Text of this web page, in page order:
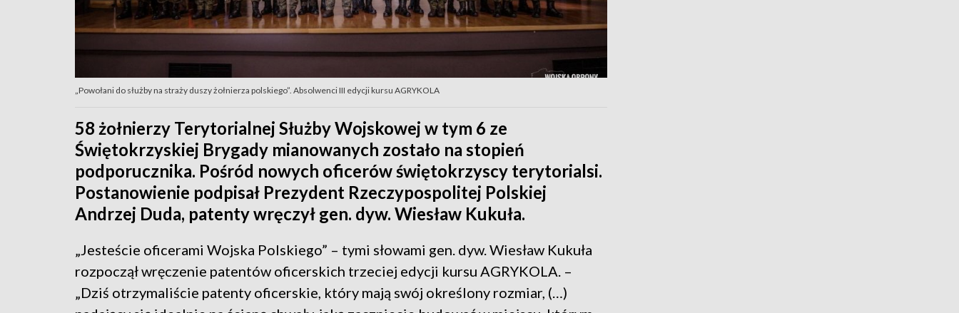
„Powołani do służby na straży duszy żołnierza polskiego”. Absolwenci III edycji kursu AGRYKOLA
58 żołnierzy Terytorialnej Służby Wojskowej w tym 6 ze
Świętokrzyskiej Brygady mianowanych zostało na stopień
podporucznika. Pośród nowych oficerów świętokrzyscy terytorialsi.
Postanowienie podpisał Prezydent Rzeczypospolitej Polskiej
Andrzej Duda, patenty wręczył gen. dyw. Wiesław Kukuła.
„Jesteście oficerami Wojska Polskiego” – tymi słowami gen. dyw. Wiesław Kukuła
rozpoczął wręczenie patentów oficerskich trzeciej edycji kursu AGRYKOLA. –
„Dziś otrzymaliście patenty oficerskie, który mają swój określony rozmiar, (…)